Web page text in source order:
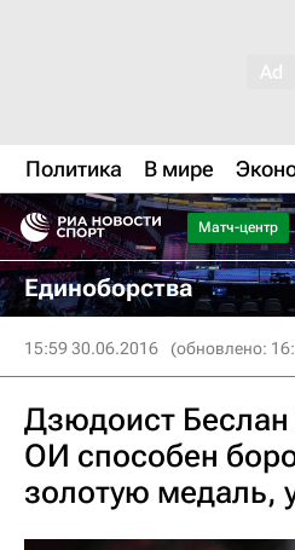
Политика В мире
Матч-центр
Единоборства
15:59 30.06.2016 (обновлено:
Дзюдоист
ОИ способен
золотую медаль,